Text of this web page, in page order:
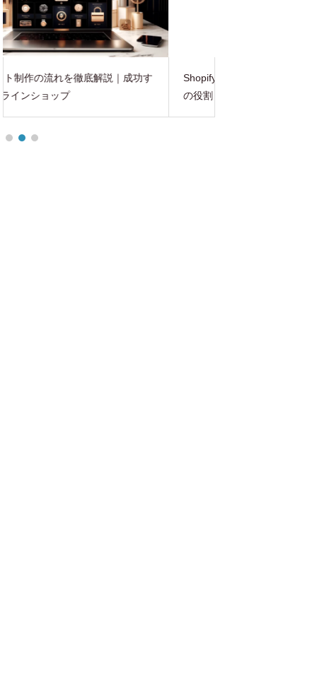
Shopify管理画面の基本構成と各メニュー
の役割